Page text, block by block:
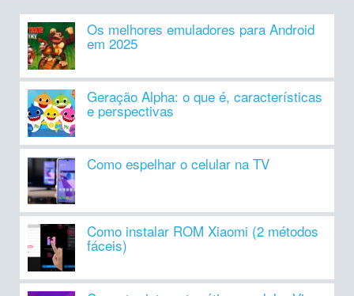
Os melhores emuladores para Android
em 2025
Geração Alpha: o que é, características
e perspectivas
Como espelhar o celular na TV
Como instalar ROM Xiaomi (2 métodos
fáceis)